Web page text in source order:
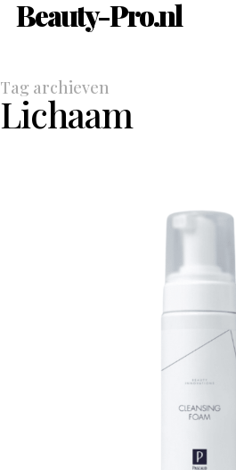
Beauty-Pro.nl
Tag archieven
Lichaam